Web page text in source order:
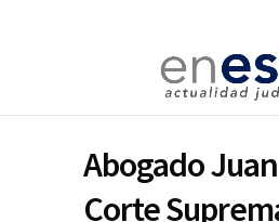
Abogado
Corte